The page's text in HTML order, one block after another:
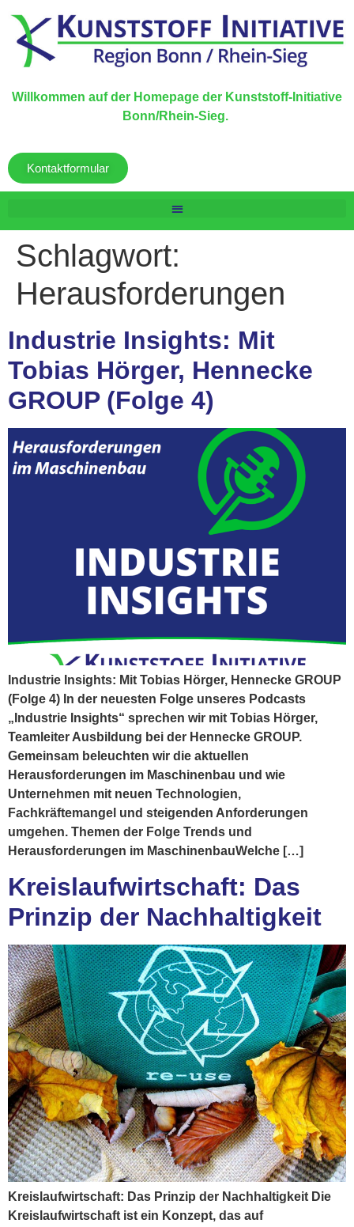
Willkommen auf der Homepage der Kunststoff-Initiative
Bonn/Rhein-Sieg.
Kontaktformular
Schlagwort:
Herausforderungen
Industrie Insights: Mit
Tobias Hörger, Hennecke
GROUP (Folge 4)
Industrie Insights: Mit Tobias Hörger, Hennecke GROUP
(Folge 4) In der neuesten Folge unseres Podcasts
„Industrie Insights“ sprechen wir mit Tobias Hörger,
Teamleiter Ausbildung bei der Hennecke GROUP.
Gemeinsam beleuchten wir die aktuellen
Herausforderungen im Maschinenbau und wie
Unternehmen mit neuen Technologien,
Fachkräftemangel und steigenden Anforderungen
umgehen. Themen der Folge Trends und
Herausforderungen im MaschinenbauWelche […]
Kreislaufwirtschaft: Das
Prinzip der Nachhaltigkeit
Kreislaufwirtschaft: Das Prinzip der Nachhaltigkeit Die
Kreislaufwirtschaft ist ein Konzept, das auf